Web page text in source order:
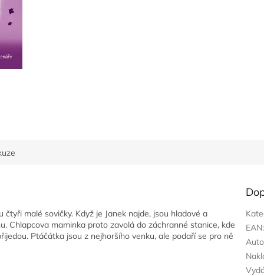
malé sovičky. Když je Janek najde, jsou hladové a
Chlapcova maminka proto zavolá do záchranné stanice, kde
Ptáčátka jsou z nejhoršího venku, ale podaří se pro ně
EAN: